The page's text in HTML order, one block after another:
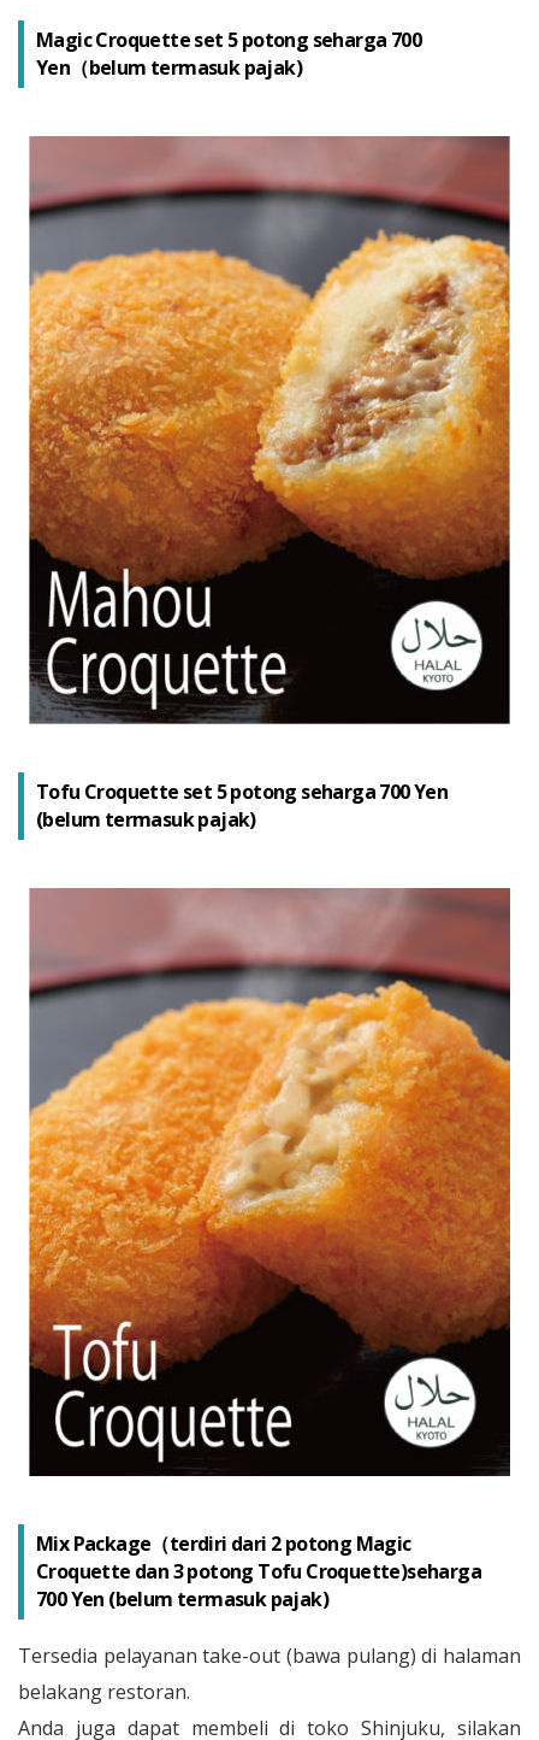
Magic Croquette set 5 potong seharga 700
Yen（belum termasuk pajak)
Tofu Croquette set 5 potong seharga 700 Yen
(belum termasuk pajak)
Mix Package（terdiri dari 2 potong Magic
Croquette dan 3 potong Tofu Croquette)seharga
700 Yen (belum termasuk pajak)
Tersedia pelayanan take-out (bawa pulang) di halaman
belakang restoran.
Anda juga dapat membeli di toko Shinjuku, silakan